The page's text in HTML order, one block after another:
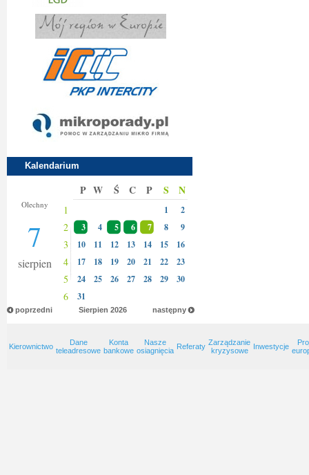
Kalendarium
Olechny
7
sierpien
P W Ś C P S N
1 1 2
2 3 4 5 6 7 8 9
3 10 11 12 13 14 15 16
4 17 18 19 20 21 22 23
5 24 25 26 27 28 29 30
6 31
poprzedni następny
Sierpien 2026
Kierownictwo
Dane
teleadresowe
Konta
bankowe
Nasze
osiagnięcia Referaty Zarządzanie
kryzysowe
Inwestycje